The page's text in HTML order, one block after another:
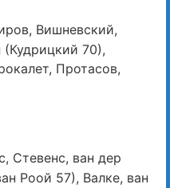
Вишневский,
70),
Протасов,
Стевенс, ван дер
Роой 57), Валке, ван